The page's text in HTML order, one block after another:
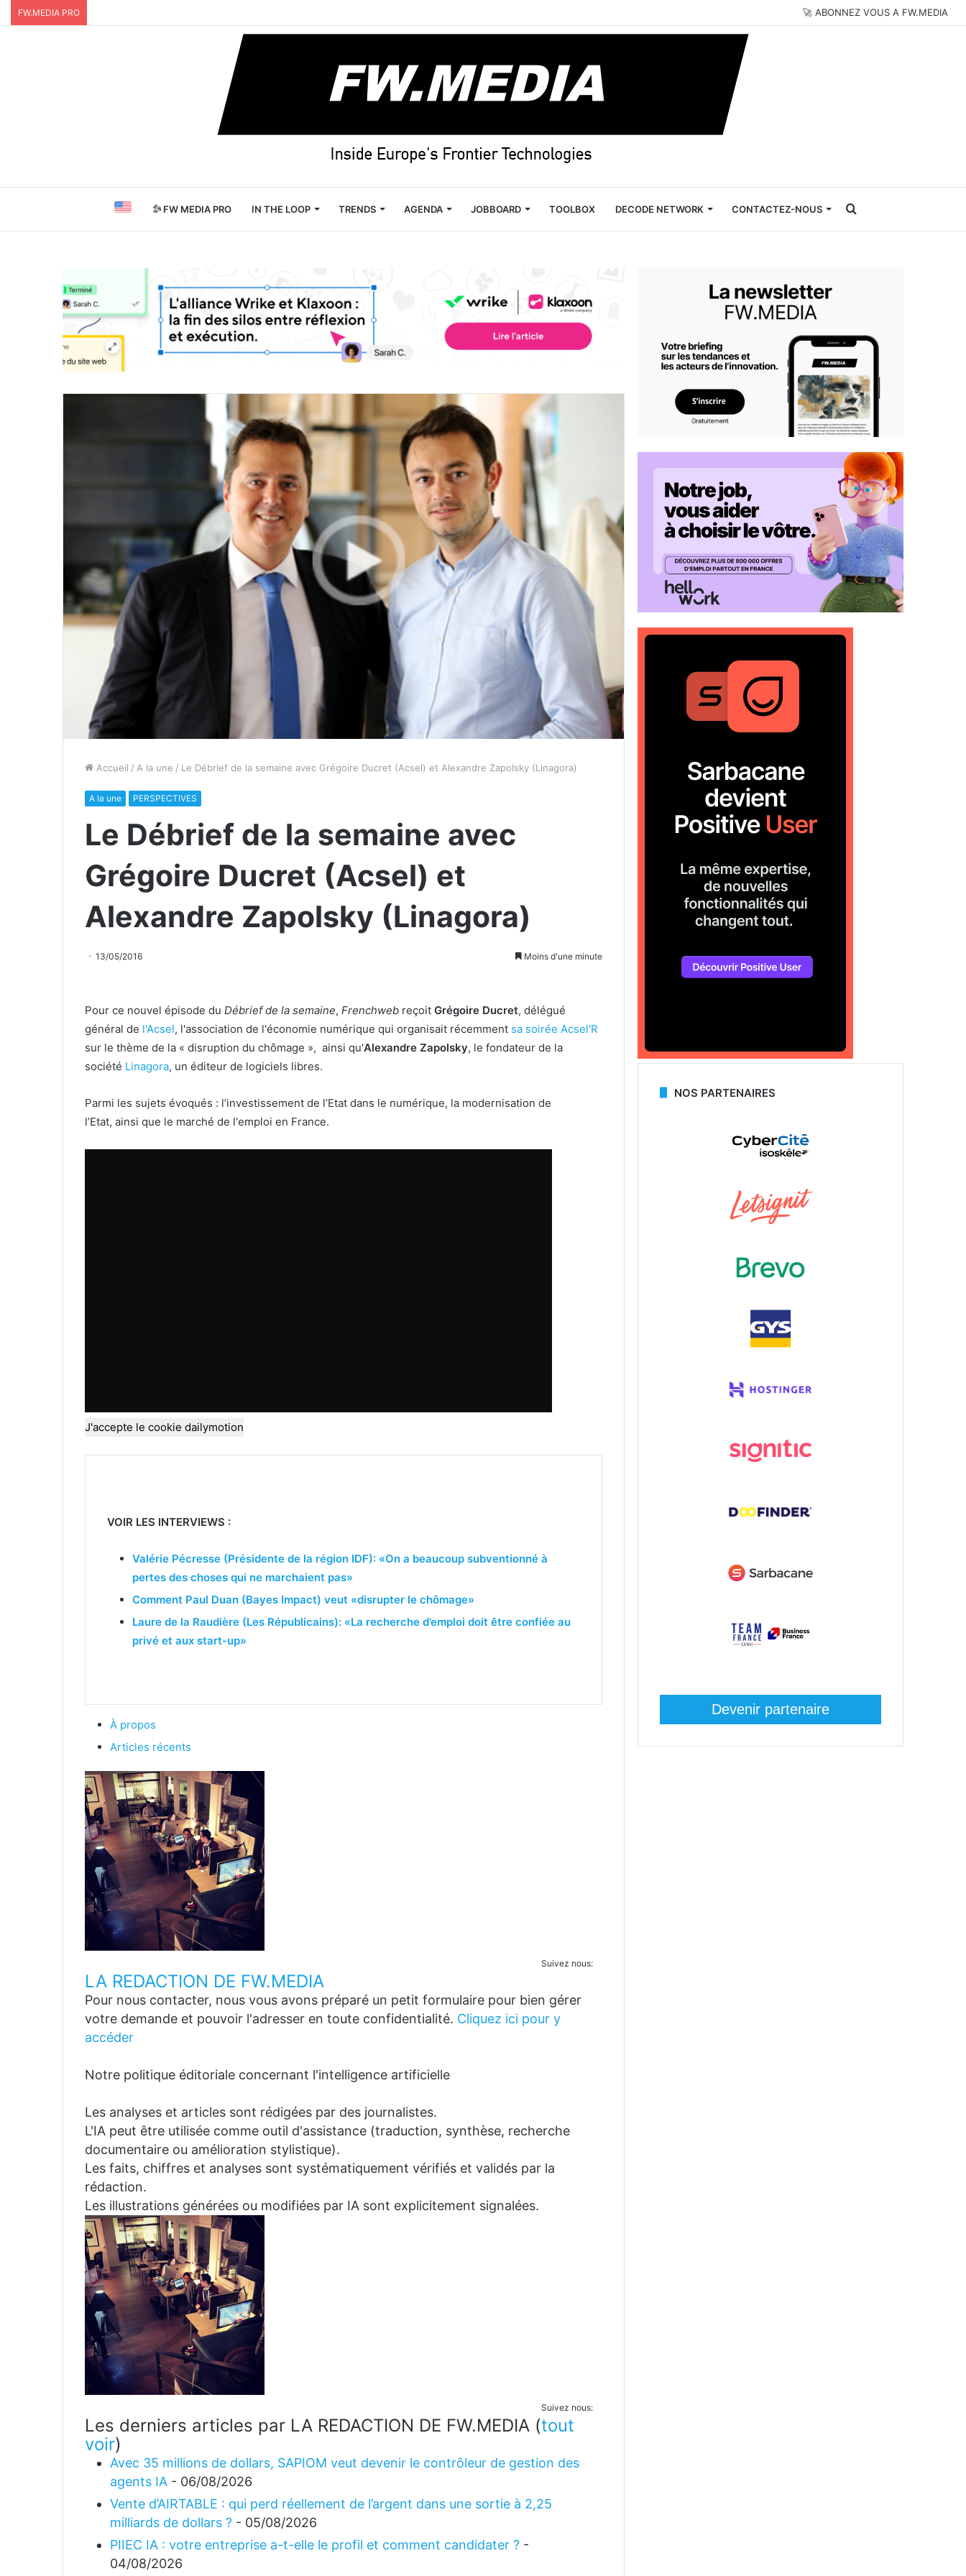
FW.MEDIA PRO 🚀 ABONNEZ VOUS A FW.MEDIA
FW MEDIA PRO IN THE LOOP TRENDS AGENDA JOBBOARD TOOLBOX DECODE NETWORK CONTACTEZ-NOUS Rechercher
Accueil / A la une / Le Débrief de la semaine avec Grégoire Ducret (Acsel) et Alexandre Zapolsky (Linagora)
A la une PERSPECTIVES
Le Débrief de la semaine avec
Grégoire Ducret (Acsel) et
Alexandre Zapolsky (Linagora)
13/05/2016 Moins d'une minute
Pour ce nouvel épisode du Débrief de la semaine, Frenchweb reçoit Grégoire Ducret, délégué
général de l'Acsel, l'association de l'économie numérique qui organisait récemment sa soirée Acsel'R
sur le thème de la « disruption du chômage », ainsi qu'Alexandre Zapolsky, le fondateur de la
société Linagora, un éditeur de logiciels libres.
Parmi les sujets évoqués : l’investissement de l’Etat dans le numérique, la modernisation de
l’Etat, ainsi que le marché de l'emploi en France.
J'accepte le cookie dailymotion
VOIR LES INTERVIEWS :
Valérie Pécresse (Présidente de la région IDF): «On a beaucoup subventionné à
pertes des choses qui ne marchaient pas»
Comment Paul Duan (Bayes Impact) veut «disrupter le chômage»
Laure de la Raudière (Les Républicains): «La recherche d’emploi doit être confiée au
privé et aux start-up»
À propos
Articles récents
Suivez nous:
LA REDACTION DE FW.MEDIA
Pour nous contacter, nous vous avons préparé un petit formulaire pour bien gérer
votre demande et pouvoir l'adresser en toute confidentialité. Cliquez ici pour y
accéder
Notre politique éditoriale concernant l'intelligence artificielle
Les analyses et articles sont rédigées par des journalistes.
L'IA peut être utilisée comme outil d'assistance (traduction, synthèse, recherche
documentaire ou amélioration stylistique).
Les faits, chiffres et analyses sont systématiquement vérifiés et validés par la
rédaction.
Les illustrations générées ou modifiées par IA sont explicitement signalées.
Suivez nous:
Les derniers articles par LA REDACTION DE FW.MEDIA (tout
voir)
Avec 35 millions de dollars, SAPIOM veut devenir le contrôleur de gestion des
agents IA - 06/08/2026
Vente d’AIRTABLE : qui perd réellement de l’argent dans une sortie à 2,25
milliards de dollars ? - 05/08/2026
PIIEC IA : votre entreprise a-t-elle le profil et comment candidater ? -
04/08/2026
NOS PARTENAIRES
Devenir partenaire